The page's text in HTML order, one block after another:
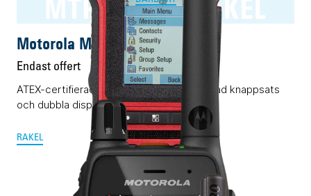
MTP8500Ex RAKEL
Motorola MTP8500Ex RAKEL
Endast offert
ATEX-certifierad Rakelmobil med begränsad knappsats
och dubbla displayer.
RAKEL